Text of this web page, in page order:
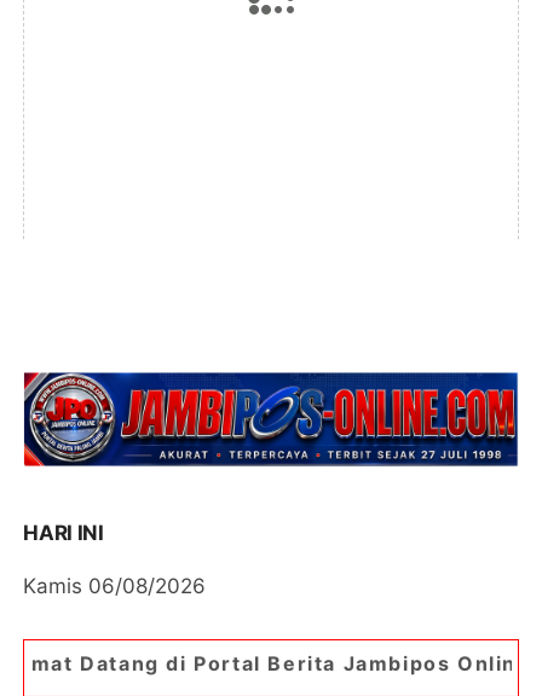
HARI INI
Kamis 06/08/2026
Portal Berita Jambipos Online. Portal Berita